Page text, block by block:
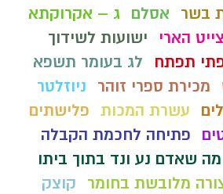
בשר אסלם
ג – אקרוקתא
הארי
ישועות לשידוך
תפתח
לג בעומר תשפא
מכירת ספרי זוהר
ניוזלטר
עשרת המכות פלישתים
פתיחה לחכמת הקבלה
שאדם נע ונד בתוך ביתו
מלובשת בחומר
קוצק